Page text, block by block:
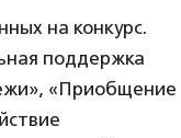
на конкурс.
поддержка
«Приобщение